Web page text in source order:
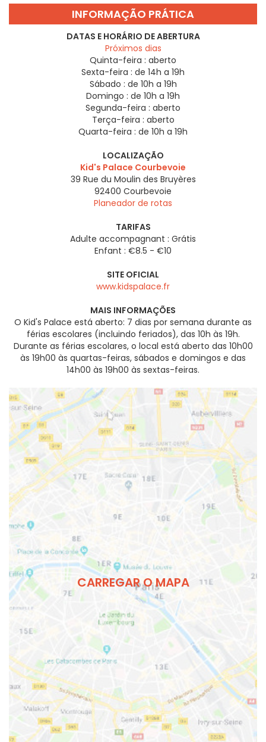
INFORMAÇÃO PRÁTICA
DATAS E HORÁRIO DE ABERTURA
Próximos dias
Quinta-feira : aberto
Sexta-feira : de 14h a 19h
Sábado : de 10h a 19h
Domingo : de 10h a 19h
Segunda-feira : aberto
Terça-feira : aberto
Quarta-feira : de 10h a 19h
LOCALIZAÇÃO
Kid's Palace Courbevoie
39 Rue du Moulin des Bruyères
92400 Courbevoie
Planeador de rotas
TARIFAS
Adulte accompagnant : Grátis
Enfant : €8.5 - €10
SITE OFICIAL
www.kidspalace.fr
MAIS INFORMAÇÕES
O Kid's Palace está aberto: 7 dias por semana durante as
férias escolares (incluindo feriados), das 10h às 19h.
Durante as férias escolares, o local está aberto das 10h00
às 19h00 às quartas-feiras, sábados e domingos e das
14h00 às 19h00 às sextas-feiras.
CARREGAR O MAPA